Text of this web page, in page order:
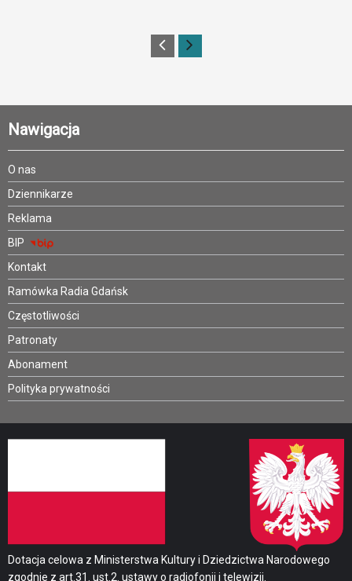
Nawigacja
O nas
Dziennikarze
Reklama
BIP
Kontakt
Ramówka Radia Gdańsk
Częstotliwości
Patronaty
Abonament
Polityka prywatności
Dotacja celowa z Ministerstwa Kultury i Dziedzictwa Narodowego
zgodnie z art.31. ust.2. ustawy o radiofonii i telewizji.